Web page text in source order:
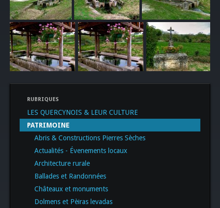
RUBRIQUES
LES QUERCYNOIS & LEUR CULTURE
PATRIMOINE
Abris & Constructions Pierres Sèches
Actualités - Évenements locaux
Architecture rurale
Ballades et Randonnées
Châteaux et monuments
Dolmens et Pèiras levadas